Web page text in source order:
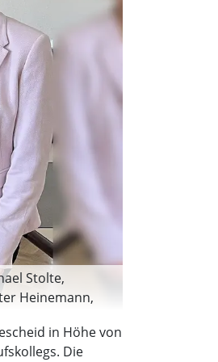
Stolte,
Heinemann,
Höxter)
in Höhe von
Die